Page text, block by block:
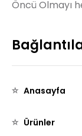
Öncü Olmayı
Anasayfa
Ürünler